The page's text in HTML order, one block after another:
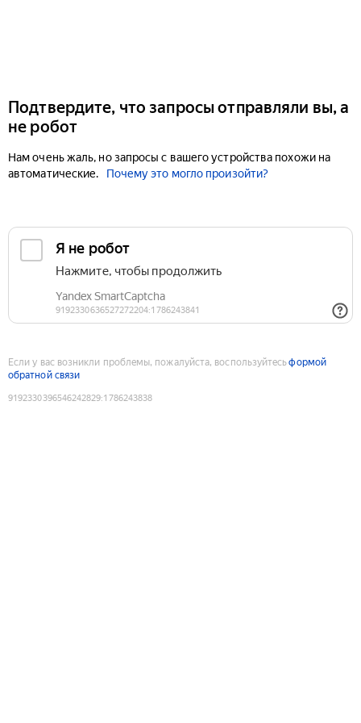
Подтвердите, что запросы отправляли вы, а
не робот
Нам очень жаль, но запросы с вашего устройства похожи на
автоматические.
Почему это могло произойти?
Если у вас возникли проблемы, пожалуйста, воспользуйтесьформой
обратной связи
9192330396546242829:1786243838